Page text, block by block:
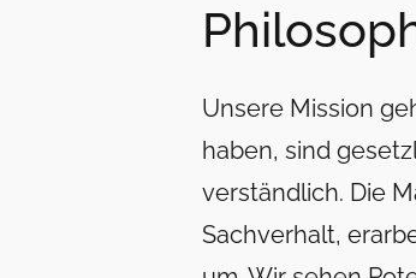
Unsere Mission
haben, sind
verständlich. Die
Sachverhalt,